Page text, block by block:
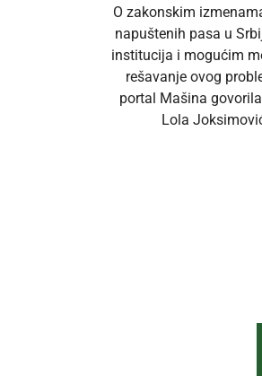
O zakonskim
napuštenih pasa u
institucija i mogućim
rešavanje ovog
portal Mašina
Lola